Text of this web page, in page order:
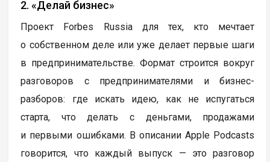
2. «Делай бизнес»
Проект Forbes Russia для тех, кто мечтает
о собственном деле или уже делает первые шаги
в предпринимательстве. Формат строится вокруг
разговоров с предпринимателями и бизнес-
разборов: где искать идею, как не испугаться
старта, что делать с деньгами, продажами
и первыми ошибками. В описании Apple Podcasts
говорится, что каждый выпуск — это разговор